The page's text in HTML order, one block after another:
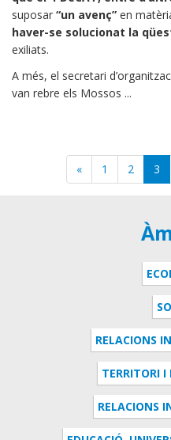
suposar “un avenç” en
haver-se solucionat la
exiliats.
A més, el secretari
van rebre els Mossos ...
« 1 2 3
RELACIONS
TERRITORI
RELACIONS